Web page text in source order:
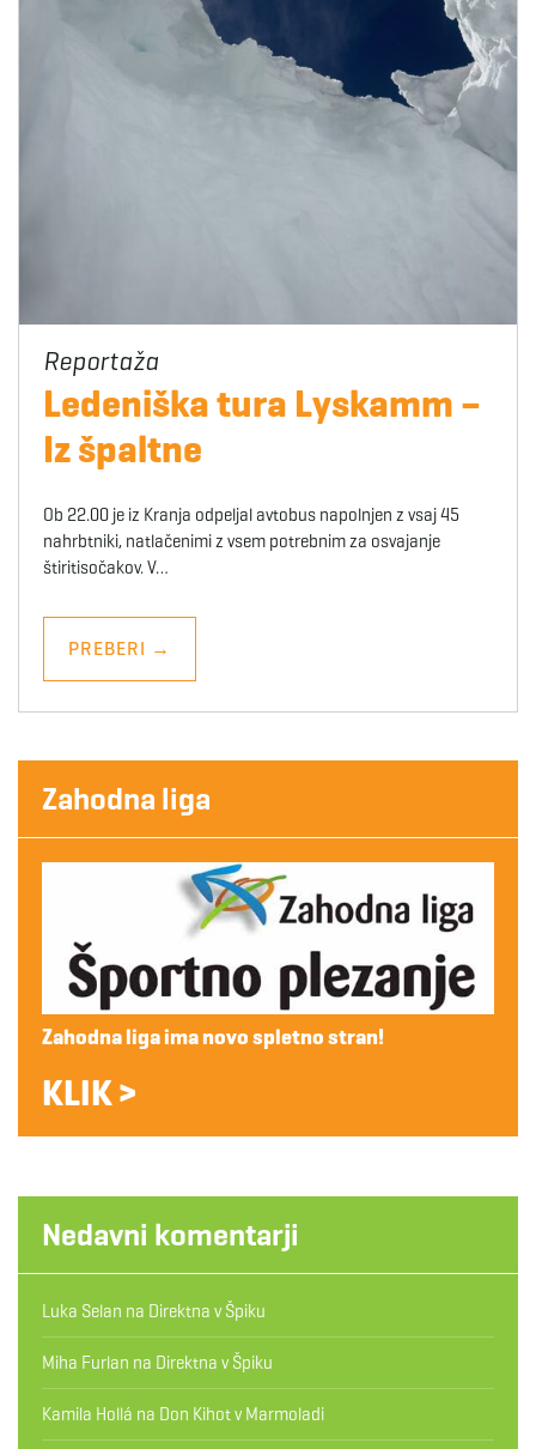
Ledeniška tura Lyskamm –
Iz špaltne
Ob 22.00 je iz Kranja odpeljal avtobus napolnjen z vsaj 45
nahrbtniki, natlačenimi z vsem potrebnim za osvajanje
štiritisočakov. V…
PREBERI →
Zahodna liga
Zahodna liga ima novo spletno stran!
KLIK >
Nedavni komentarji
Luka Selan na Direktna v Špiku
Miha Furlan na Direktna v Špiku
Kamila Hollá na Don Kihot v Marmoladi